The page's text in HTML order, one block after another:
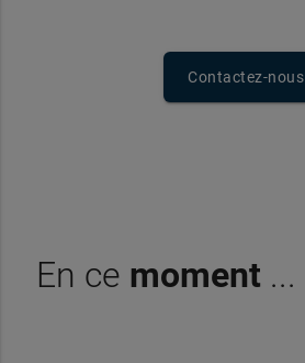
Contactez-nous
En ce moment ...